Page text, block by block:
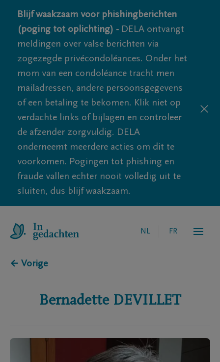
Blijf waakzaam voor phishingberichten
(poging tot oplichting) - DELA ontvangt
meldingen over valse berichten via
zogezegde privécondoléances. Onder het
mom van een condoléance tracht men
mailadressen, andere persoonsgegevens
of een betaling te bekomen. Klik niet op
verdachte links of bijlagen en controleer
de afzender zorgvuldig. DELA
onderneemt meerdere acties om dit te
voorkomen. Pogingen tot phishing en
fraude vallen echter nooit volledig uit te
sluiten, dus blijf waakzaam.
NL FR
← Vorige
Bernadette DEVILLET